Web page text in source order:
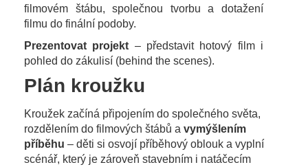
filmovém štábu, společnou tvorbu a dotažení
filmu do finální podoby.
Prezentovat projekt – představit hotový film i
pohled do zákulisí (behind the scenes).
Plán kroužku
Kroužek začíná připojením do společného světa,
rozdělením do filmových štábů a vymýšlením
příběhu – děti si osvojí příběhový oblouk a vyplní
scénář, který je zároveň stavebním i natáčecím